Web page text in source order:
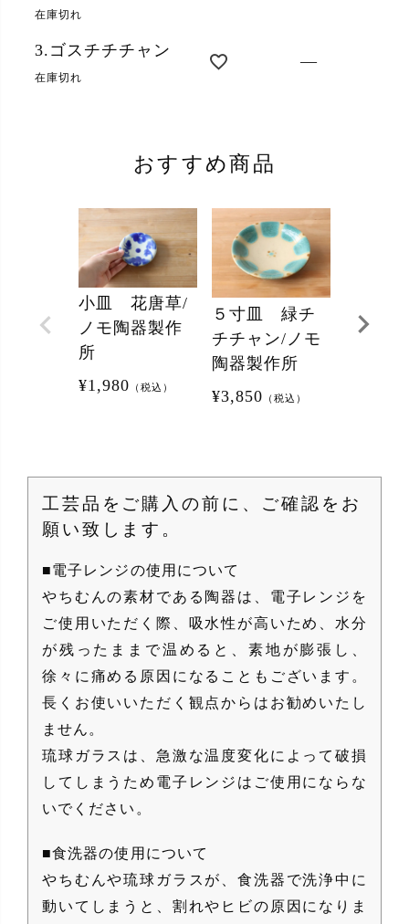
在庫切れ
3.ゴスチチチャン
在庫切れ
—
おすすめ商品
小皿 花唐草/
ノモ陶器製作
所
¥1,980 （税込）
５寸皿 緑チ
チチャン/ノモ
陶器製作所
¥3,850 （税込）
五寸
工芸品をご購入の前に、ご確認をお
願い致します。
■電子レンジの使用について
やちむんの素材である陶器は、電子レンジを
ご使用いただく際、吸水性が高いため、水分
が残ったままで温めると、素地が膨張し、
徐々に痛める原因になることもございます。
長くお使いいただく観点からはお勧めいたし
ません。
琉球ガラスは、急激な温度変化によって破損
してしまうため電子レンジはご使用にならな
いでください。
■食洗器の使用について
やちむんや琉球ガラスが、食洗器で洗浄中に
動いてしまうと、割れやヒビの原因になりま